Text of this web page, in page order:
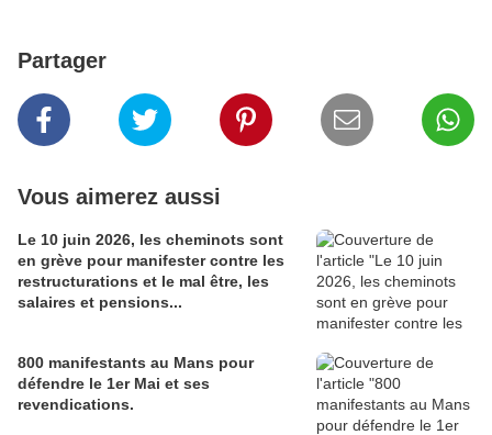
Partager
Vous aimerez aussi
Le 10 juin 2026, les cheminots sont
en grève pour manifester contre les
restructurations et le mal être, les
salaires et pensions...
800 manifestants au Mans pour
défendre le 1er Mai et ses
revendications.